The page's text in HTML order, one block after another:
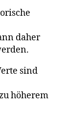
daher
sind
höherem